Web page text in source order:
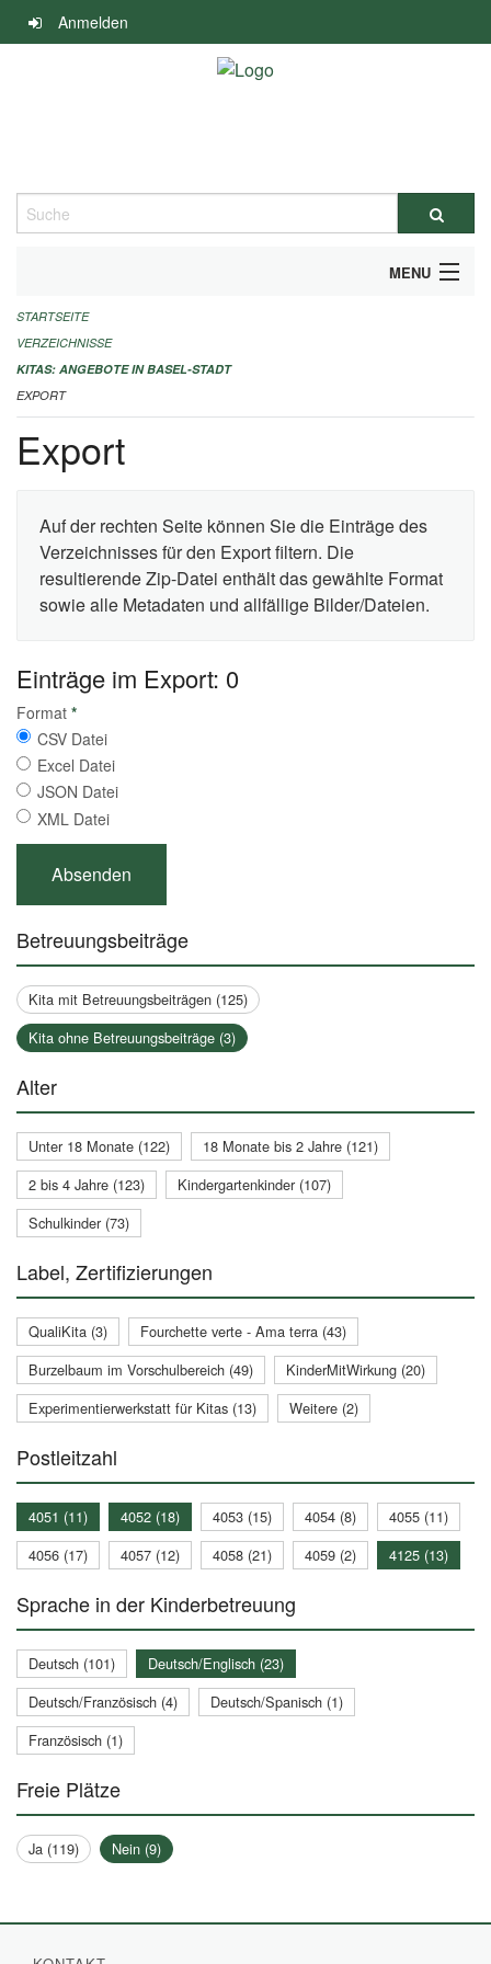
Navigation
überspringen
Anmelden
Suche
MENU
ALLGEMEINE INFORMATIONEN
IMPRESSUM
STARTSEITE
VERZEICHNISSE
KITAS: ANGEBOTE IN BASEL-STADT
EXPORT
Export
Auf der rechten Seite können Sie die Einträge des
Verzeichnisses für den Export filtern. Die
resultierende Zip-Datei enthält das gewählte Format
sowie alle Metadaten und allfällige Bilder/Dateien.
Einträge im Export: 0
Format *
CSV Datei
Excel Datei
JSON Datei
XML Datei
Betreuungsbeiträge
Kita mit Betreuungsbeiträgen (125)
Kita ohne Betreuungsbeiträge (3)
Alter
Unter 18 Monate (122)
18 Monate bis 2 Jahre (121)
2 bis 4 Jahre (123)
Kindergartenkinder (107)
Schulkinder (73)
Label, Zertifizierungen
QualiKita (3)
Fourchette verte - Ama terra (43)
Burzelbaum im Vorschulbereich (49)
KinderMitWirkung (20)
Experimentierwerkstatt für Kitas (13)
Weitere (2)
Postleitzahl
4051 (11) 4052 (18) 4053 (15) 4054 (8)
4055 (11)
4056 (17)
4057 (12) 4058 (21) 4059 (2) 4125 (13)
Sprache in der Kinderbetreuung
Deutsch (101)
Deutsch/Englisch (23)
Deutsch/Französisch (4)
Deutsch/Spanisch (1)
Französisch (1)
Freie Plätze
Ja (119) Nein (9)